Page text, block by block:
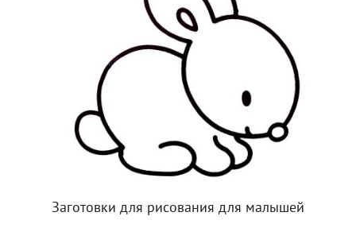
Заготовки для рисования для малышей